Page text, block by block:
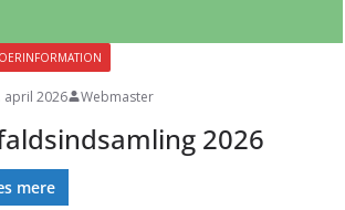
april 2026 Webmaster
2026
mere